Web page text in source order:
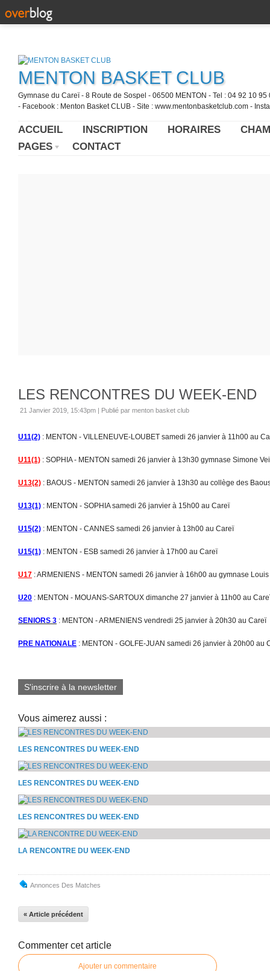
MENTON BASKET CLUB
Gymnase du Careï - 8 Route de Sospel - 06500 MENTON - Tel : 04 92 10
- Facebook : Menton Basket CLUB - Site : www.mentonbasketclub.com -
ACCUEIL INSCRIPTION HORAIRES
PAGES
CONTACT
LES RENCONTRES DU WEEK-END
21 Janvier 2019, 15:43pm | Publié par menton basket club
U11(2) : MENTON - VILLENEUVE-LOUBET samedi 26 janvier à 11h00 au
U11(1) : SOPHIA - MENTON samedi 26 janvier à 13h30 gymnase Simone
U13(2) : BAOUS - MENTON samedi 26 janvier à 13h30 au collège des
U13(1) : MENTON - SOPHIA samedi 26 janvier à 15h00 au Careï
U15(2) : MENTON - CANNES samedi 26 janvier à 13h00 au Careï
U15(1) : MENTON - ESB samedi 26 janvier à 17h00 au Careï
U17 : ARMENIENS - MENTON samedi 26 janvier à 16h00 au gymnase
U20 : MENTON - MOUANS-SARTOUX dimanche 27 janvier à 11h00 au
SENIORS 3 : MENTON - ARMENIENS vendredi 25 janvier à 20h30 au Careï
PRE NATIONALE : MENTON - GOLFE-JUAN samedi 26 janvier à 20h00 au
S'inscrire à la newsletter
Vous aimerez aussi :
LES RENCONTRES DU WEEK-END
LES RENCONTRES DU WEEK-END
LES RENCONTRES DU WEEK-END
LA RENCONTRE DU WEEK-END
Annonces Des Matches
« Article précédent
Commenter cet article
Ajouter un commentaire